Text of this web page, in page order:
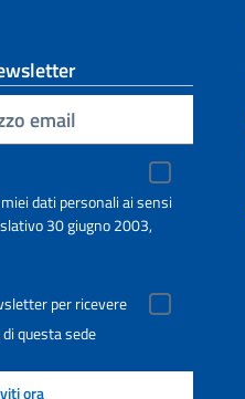
dati personali ai sensi
30 giugno 2003,
per ricevere
questa sede